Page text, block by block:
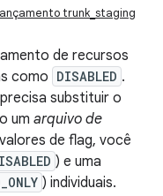
trunk_staging
de recursos
como DISABLED .
substituir o
um arquivo de
de flag, você
) e uma
) individuais.